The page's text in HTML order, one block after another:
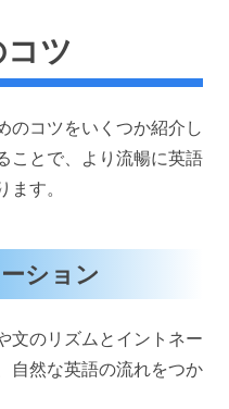
ツ
のコツをいくつか紹介し
ことで、より流暢に英語
す。
ション
文のリズムとイントネー
自然な英語の流れをつか